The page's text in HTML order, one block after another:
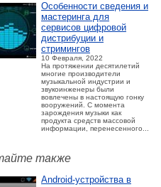
Особенности сведения и
мастеринга для
сервисов цифровой
дистрибуции и
стримингов
10 Февраля, 2022
На протяжении десятилетий
многие производители
музыкальной индустрии и
звукоинженеры были
вовлечены в настоящую гонку
вооружений. С момента
зарождения музыки как
продукта средств массовой
информации, перенесенного...
также
Android-устройства в